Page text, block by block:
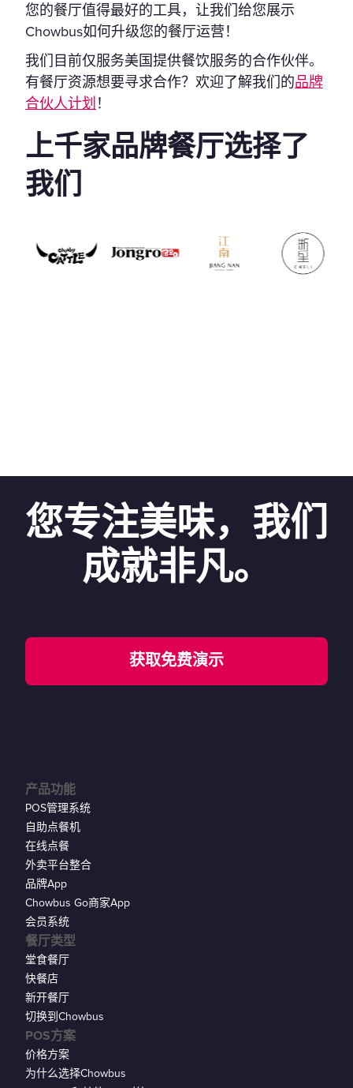
您的餐厅值得最好的工具，让我们给您展示
Chowbus如何升级您的餐厅运营！
我们目前仅服务美国提供餐饮服务的合作伙伴。
有餐厅资源想要寻求合作？欢迎了解我们的品牌
合伙人计划 ！
上千家品牌餐厅选择了
我们
您专注美味，我们
成就非凡。
获取免费演示
产品功能
POS管理系统
自助点餐机
在线点餐
外卖平台整合
品牌App
Chowbus Go商家App
会员系统
餐厅类型
堂食餐厅
快餐店
新开餐厅
切换到Chowbus
POS方案
价格方案
为什么选择Chowbus